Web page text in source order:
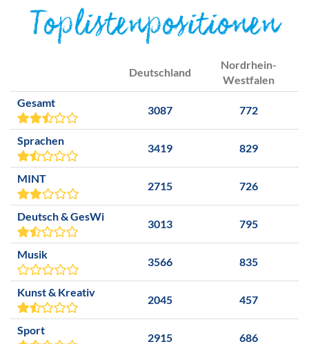
Toplistenpositionen
Deutschland
Nordrhein-
Westfalen
Gesamt
3087 772
Sprachen
3419 829
MINT
2715 726
Deutsch & GesWi
3013 795
Musik
3566 835
Kunst & Kreativ
2045 457
Sport
2915 686